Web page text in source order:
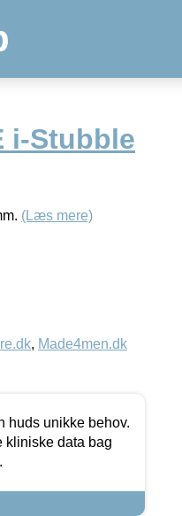
i-Stubble
(Læs mere)
, Made4men.dk
huds unikke behov.
kliniske data bag